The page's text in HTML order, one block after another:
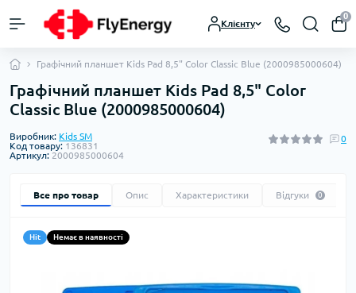
Клієнту
0
Графічний планшет Kids Pad 8,5" Color Classic Blue (2000985000604)
Графічний планшет Kids Pad 8,5" Color
Classic Blue (2000985000604)
Виробник: Kids SM
Код товару: 136831
Артикул: 2000985000604
0
Все про товар Опис Характеристики Відгуки 0
Hit Немає в наявності